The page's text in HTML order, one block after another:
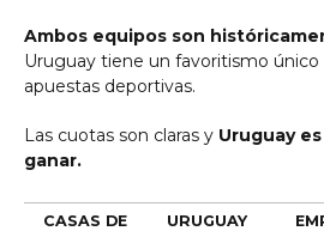
Ambos equipos son
Uruguay tiene un favoritismo
apuestas deportivas.
Las cuotas son claras y Uruguay
ganar.
CASAS DE
URUGUAY